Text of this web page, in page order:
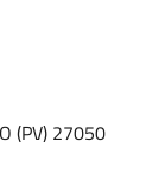
(PV) 27050